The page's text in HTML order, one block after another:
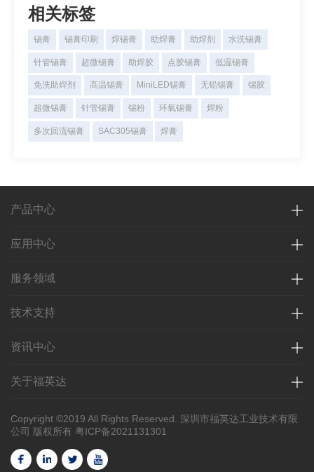
产品的完整产品线,可制造T2-T10全尺寸超微合金焊
粉的电子级封装材料。
相关标签
锡膏 锡膏印刷 焊锡膏 助焊膏 助焊剂 水洗锡膏
针管锡膏 超微锡膏 助焊胶 点胶锡膏 低温锡膏
免洗助焊剂 高温锡膏 MiniLED锡膏 无铅锡膏 锡胶
超微锡膏 针管锡膏 锡粉 环氧锡膏 焊粉
多次回流锡膏 SAC305锡膏 焊膏
产品中心
应用中心
服务领域
技术支持
资讯中心
关于福英达
Copyright ©2019 All Rights Reserved. 深圳市福英达工业技术有限
公司 版权所有 粤ICP备2021131301